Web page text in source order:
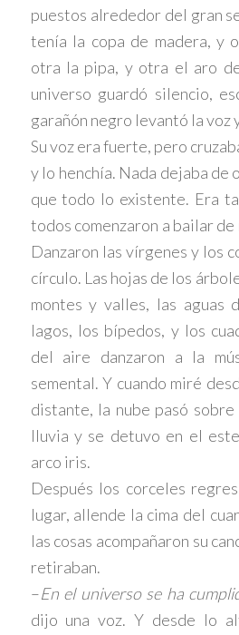
puestos alrededor del gran
tenía la copa de madera, y
otra la pipa, y otra el aro
universo guardó silencio,
garañón negro levantó la voz
Su voz era fuerte, pero
y lo henchía. Nada dejaba de
que todo lo existente. Era
todos comenzaron a bailar
Danzaron las vírgenes y los
círculo. Las hojas de los
montes y valles, las aguas
lagos, los bípedos, y los
del aire danzaron a la
semental. Y cuando miré
distante, la nube pasó
lluvia y se detuvo en el
arco iris.
Después los corceles
lugar, allende la cima del
las cosas acompañaron su
retiraban.
–En el universo se ha
dijo una voz. Y desde lo